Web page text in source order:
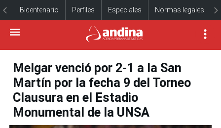
Bicentenario Perfiles Especiales Normas legales
Melgar venció por 2-1 a la San
Martín por la fecha 9 del Torneo
Clausura en el Estadio
Monumental de la UNSA